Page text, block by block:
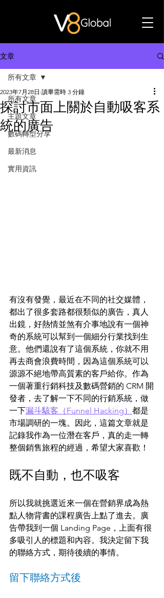
文章
所有文章
主題文章
數碼轉型分享
最新消息
實用資訊
所有文章
探討市面上關於自動吸客系
統的廣告
2023年7月28日 讀畢需時 3 分鐘
有沒有發覺，最近在不同的社交媒體，
都出了很多套路都很類似的廣告，真人
出鏡，好熱情並煞有介事地說有一個神
奇的系統可以幫到一個細分行業找到生
意。他們還說有了這個系統，你就不用
再去商會浪費時間，因為這個系統可以
源源不絕地帶高質素的客戶給你。作為
一個著重行銷科技及數碼營銷的 CRM 開
發者，去了解一下不同的行銷系統，做
一下漏斗駭客（Funnel Hacking） 都是
市場調研的一塊。因此，這篇文章就是
記錄我作為一位潛在客戶，真的走一轉
整個銷售旅程的經過，希望大家喜歡！
既不自動，也不吸客
所以我就挑選近來一個在營銷界成為熱
點人物背書的課程廣告上點了進去。廣
告帶我到一個 Landing Page，上面有很
多吸引人的標題和內容。我決定留下我
的聯絡方式，期待後續的事情。
留下聯絡方式後